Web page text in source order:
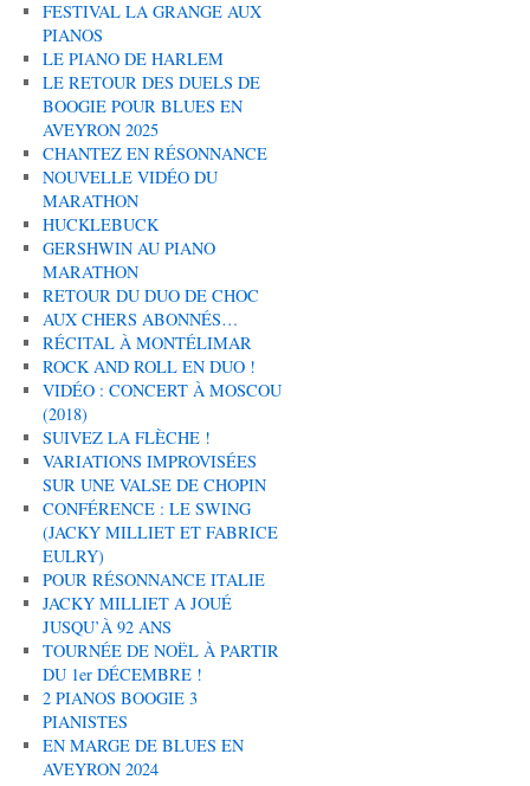
FESTIVAL LA GRANGE AUX
PIANOS
LE PIANO DE HARLEM
LE RETOUR DES DUELS DE
BOOGIE POUR BLUES EN
AVEYRON 2025
CHANTEZ EN RÉSONNANCE
NOUVELLE VIDÉO DU
MARATHON
HUCKLEBUCK
GERSHWIN AU PIANO
MARATHON
RETOUR DU DUO DE CHOC
AUX CHERS ABONNÉS…
RÉCITAL À MONTÉLIMAR
ROCK AND ROLL EN DUO !
VIDÉO : CONCERT À MOSCOU
(2018)
SUIVEZ LA FLÈCHE !
VARIATIONS IMPROVISÉES
SUR UNE VALSE DE CHOPIN
CONFÉRENCE : LE SWING
(JACKY MILLIET ET FABRICE
EULRY)
POUR RÉSONNANCE ITALIE
JACKY MILLIET A JOUÉ
JUSQU’À 92 ANS
TOURNÉE DE NOËL À PARTIR
DU 1er DÉCEMBRE !
2 PIANOS BOOGIE 3
PIANISTES
EN MARGE DE BLUES EN
AVEYRON 2024